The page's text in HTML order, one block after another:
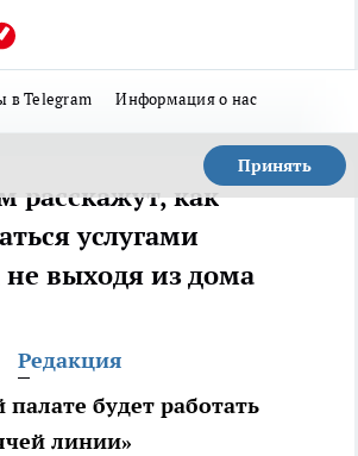
в Telegram Информация о нас
Принять
расскажут, как
услугами
не выходя из дома
Редакция
палате будет работать
линии»